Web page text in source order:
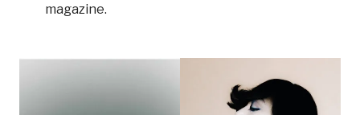
magazine.